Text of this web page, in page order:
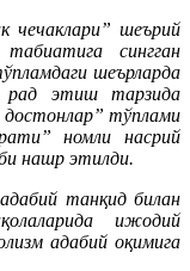
чечаклари” шеърий
сингган
шеърларда
рад этиш тарзида
тўплами
номли насрий
нашр этилди.
танқид билан
ижодий
адабий оқимига